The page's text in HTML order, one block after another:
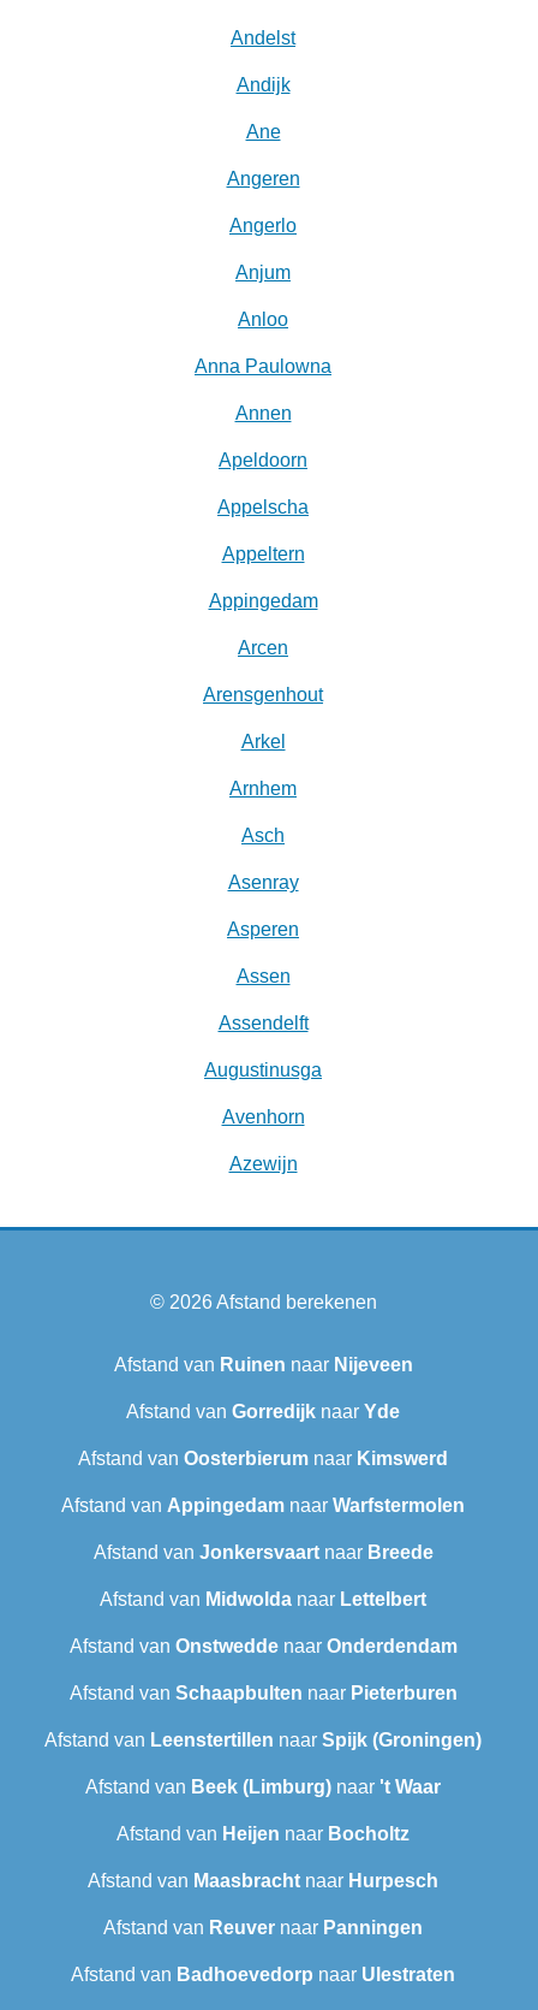
Andelst
Andijk
Ane
Angeren
Angerlo
Anjum
Anloo
Anna Paulowna
Annen
Apeldoorn
Appelscha
Appeltern
Appingedam
Arcen
Arensgenhout
Arkel
Arnhem
Asch
Asenray
Asperen
Assen
Assendelft
Augustinusga
Avenhorn
Azewijn
© 2026Afstand berekenen
Afstand van Ruinen naar Nijeveen
Afstand van Gorredijk naar Yde
Afstand van Oosterbierum naar Kimswerd
Afstand van Appingedam naar Warfstermolen
Afstand van Jonkersvaartnaar Breede
Afstand van Midwolda naar Lettelbert
Afstand van Onstweddenaar Onderdendam
Afstand van Schaapbulten naar Pieterburen
Afstand van Leenstertillen‎ naar Spijk (Groningen)
Afstand van Beek (Limburg) naar 't Waar
Afstand van Heijen naar Bocholtz
Afstand van Maasbracht naar Hurpesch
Afstand van Reuver naar Panningen
Afstand van Badhoevedorp naar Ulestraten